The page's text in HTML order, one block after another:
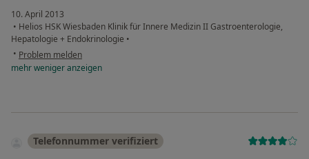
10. April 2013
• Helios HSK Wiesbaden Klinik für Innere Medizin II Gastroenterologie,
Hepatologie + Endokrinologie •
• Problem melden
mehrwenigeranzeigen
Telefonnummer verifiziert